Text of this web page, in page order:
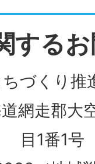
する
ちづくり推
網走郡大
目1番1号